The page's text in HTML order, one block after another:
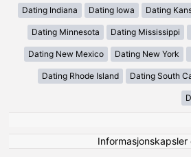
Dating Indiana Dating Iowa Dating
Dating Minnesota Dating Mississippi
Dating New Mexico Dating New York
Dating Rhode Island Dating South
Informasjonskapsler